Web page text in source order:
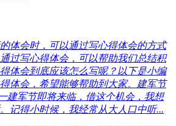
体会时，可以通过写心得体会的方式
过写心得体会，可以帮助我们总结积
体会到底应该怎么写呢？以下是小编
体会，希望能够帮助到大家。建军节
建军节即将来临，借这个机会，我想
记得小时候，我经常从大人口中听...